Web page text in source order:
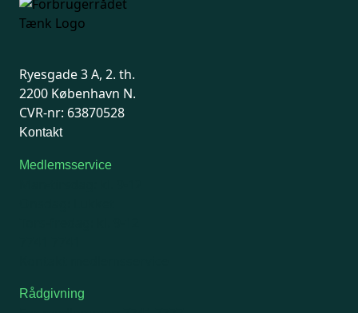
Ryesgade 3 A, 2. th.
2200 København N.
CVR-nr: 63870528
Kontakt
Medlemsservice
Rådgivning